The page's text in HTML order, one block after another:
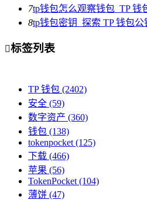
7tp钱包怎么观察钱包_TP 钱
8tp钱包密钥_探索 TP 钱包
标签列表
TP 钱包 (2402)
安全 (59)
数字资产 (360)
钱包 (138)
tokenpocket (125)
下载 (466)
苹果 (56)
TokenPocket (104)
薄饼 (47)